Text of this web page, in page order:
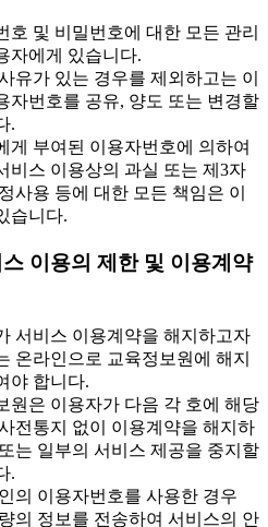
및 비밀번호에 대한 모든 관리
자에게 있습니다.
유가 있는 경우를 제외하고는 이
자번호를 공유, 양도 또는 변경할
.
부여된 이용자번호에 의하여
비스 이용상의 과실 또는 제3자
사용 등에 대한 모든 책임은 이
습니다.
이용의 제한 및 이용계약
서비스 이용계약을 해지하고자
온라인으로 교육정보원에 해지
야 합니다.
원은 이용자가 다음 각 호에 해당
전통지 없이 이용계약을 해지하
는 일부의 서비스 제공을 중지할
.
의 이용자번호를 사용한 경우
의 정보를 전송하여 서비스의 안